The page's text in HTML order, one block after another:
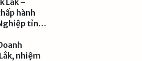
Lắk –
hành
tỉnh
đời đời
2026
nhiệm